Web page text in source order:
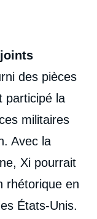
des pièces
participé la
militaires
Avec la
Xi pourrait
rhétorique en
États-Unis.